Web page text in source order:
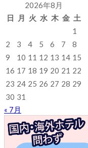
2026年8月
日
月 火 水 木 金 土
1
2
3 4 5 6 7
8
9
10 11 12 13 14 15
16 17 18 19 20 21 22
23 24 25 26 27 28 29
30 31
« 7月